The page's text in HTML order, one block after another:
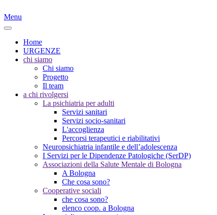
Menu
Home
URGENZE
chi siamo
Chi siamo
Progetto
Il team
a chi rivolgersi
La psichiatria per adulti
Servizi sanitari
Servizi socio-sanitari
L'accoglienza
Percorsi terapeutici e riabilitativi
Neuropsichiatria infantile e dell’adolescenza
I Servizi per le Dipendenze Patologiche (SerDP)
Associazioni della Salute Mentale di Bologna
A Bologna
Che cosa sono?
Cooperative sociali
che cosa sono?
elenco coop. a Bologna